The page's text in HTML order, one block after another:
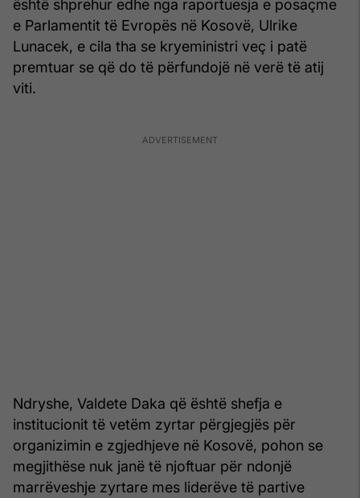
është shprehur edhe nga raportuesja e posaçme
e Parlamentit të Evropës në Kosovë, Ulrike
Lunacek, e cila tha se kryeministri veç i patë
premtuar se që do të përfundojë në verë të atij
viti.
Ndryshe, Valdete Daka që është shefja e
institucionit të vetëm zyrtar përgjegjës për
organizimin e zgjedhjeve në Kosovë, pohon se
megjithëse nuk janë të njoftuar për ndonjë
marrëveshje zyrtare mes liderëve të partive